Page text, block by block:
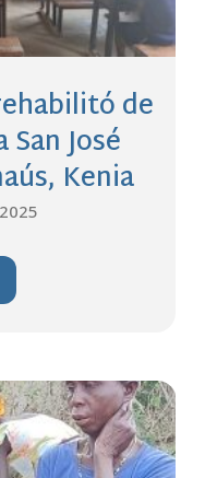
de
José
Kenia